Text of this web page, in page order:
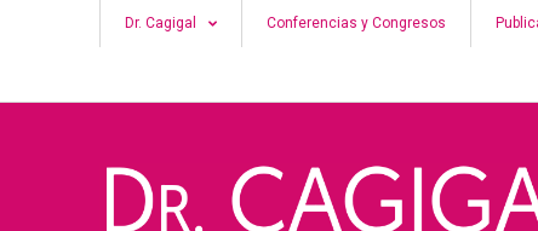
Dr. Cagigal Conferencias y Congresos